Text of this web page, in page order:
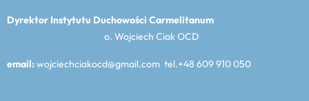
Dyrektor Instytutu Duchowości Carmelitanum
o. Wojciech Ciak OCD
email:wojciechciakocd@gmail.com tel.+48 609 910 050